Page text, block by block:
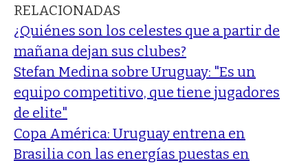
RELACIONADAS
¿Quiénes son los celestes que a partir de
mañana dejan sus clubes?
Stefan Medina sobre Uruguay: "Es un
equipo competitivo, que tiene jugadores
de elite"
Copa América: Uruguay entrena en
Brasilia con las energías puestas en